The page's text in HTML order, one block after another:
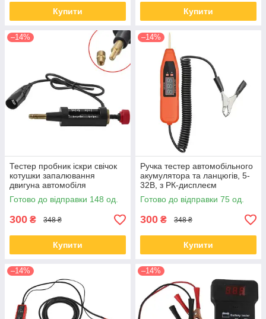
Купити Купити
–14%
Тестер пробник іскри свічок
котушки запалювання
двигуна автомобіля
Готово до відправки 148 од.
300 ₴ 348 ₴
Купити
–14%
Ручка тестер автомобільного
акумулятора та ланцюгів, 5-
32В, з РК-дисплеєм
Готово до відправки 75 од.
300 ₴ 348 ₴
Купити
–14% –14%